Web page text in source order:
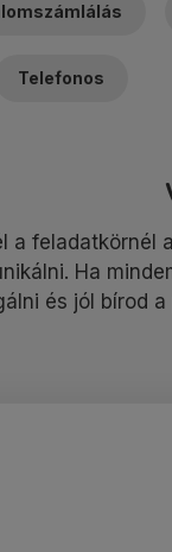
Telefonos
a feladatkörnél
Ha
és jól bírod